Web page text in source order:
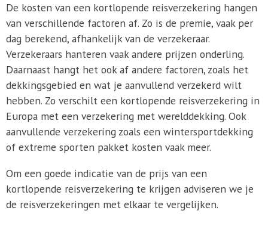
De kosten van een kortlopende reisverzekering hangen
van verschillende factoren af. Zo is de premie, vaak per
dag berekend, afhankelijk van de verzekeraar.
Verzekeraars hanteren vaak andere prijzen onderling.
Daarnaast hangt het ook af andere factoren, zoals het
dekkingsgebied en wat je aanvullend verzekerd wilt
hebben. Zo verschilt een kortlopende reisverzekering in
Europa met een verzekering met werelddekking. Ook
aanvullende verzekering zoals een wintersportdekking
of extreme sporten pakket kosten vaak meer.
Om een goede indicatie van de prijs van een
kortlopende reisverzekering te krijgen adviseren we je
de reisverzekeringen met elkaar te vergelijken.